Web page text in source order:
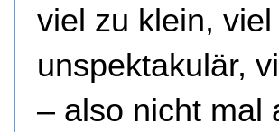
viel zu klein, viel
unspektakulär,
– also nicht mal